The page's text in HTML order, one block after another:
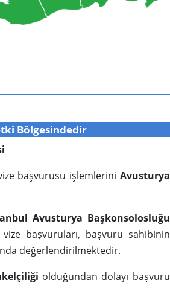
Bölgesindedir
başvurusu işlemlerini Avusturya
Avusturya Başkonsolosluğu
başvuruları, başvuru sahibinin
değerlendirilmektedir.
olduğundan dolayı başvuru